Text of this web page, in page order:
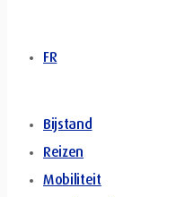
FR
Bijstand
Reizen
Mobiliteit